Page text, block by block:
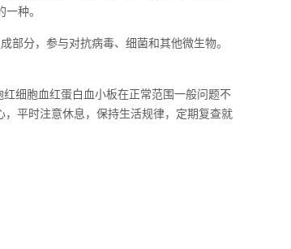
种。
部分，参与对抗病毒、细菌和其他微生物。
细胞血红蛋白血小板在正常范围一般问题不
平时注意休息，保持生活规律，定期复查就